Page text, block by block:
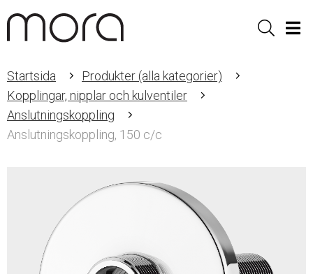
Sök
Startsida
Produkter (alla kategorier)
Kopplingar, nipplar och kulventiler
Anslutningskoppling
Anslutningskoppling, 150 c/c